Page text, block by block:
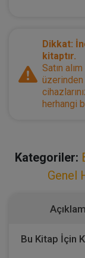
Dikkat:
kitaptır.
Satın
herhangi
Kategoriler:
Genel
Bu Kitap İçin